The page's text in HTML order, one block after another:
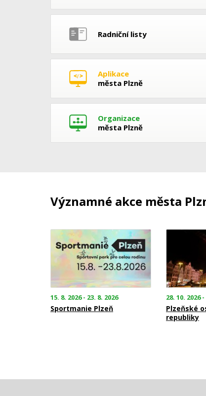
Radniční listy
Aplikace
města Plzně
Organizace
města Plzně
Významné akce města
15. 8. 2026 - 23. 8. 2026
Sportmanie Plzeň
28. 10. 2026
Plzeňské
republiky